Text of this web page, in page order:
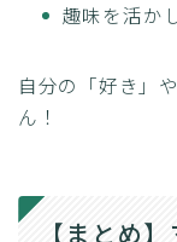
趣味を活か
自分の「好き」
ん！
【まとめ